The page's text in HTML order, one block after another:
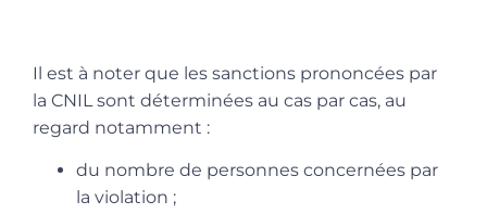
Il est à noter que les sanctions prononcées par
la CNIL sont déterminées au cas par cas, au
regard notamment :
du nombre de personnes concernées par
la violation ;